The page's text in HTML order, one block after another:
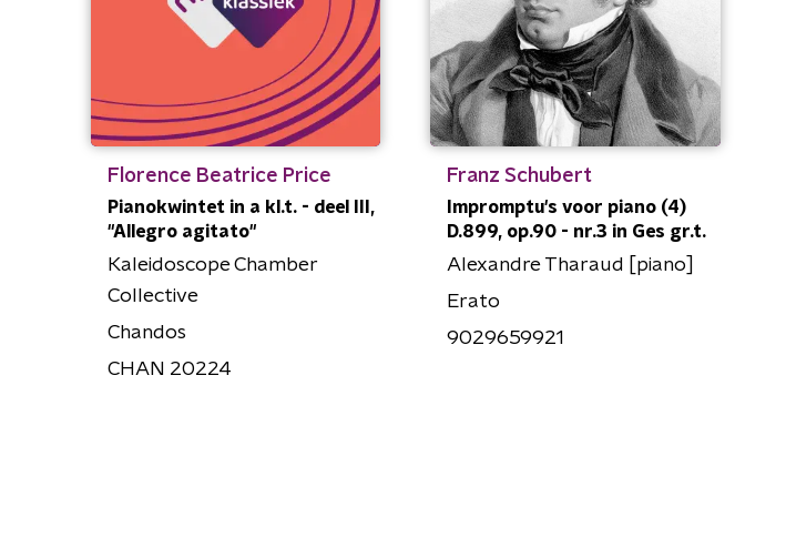
Florence Beatrice Price
Pianokwintet in a kl.t. - deel III,
"Allegro agitato"
Kaleidoscope Chamber
Collective
Chandos
CHAN 20224
Franz Schubert
Impromptu's voor piano (4)
D.899, op.90 - nr.3 in Ges gr.t.
Alexandre Tharaud [piano]
Erato
9029659921